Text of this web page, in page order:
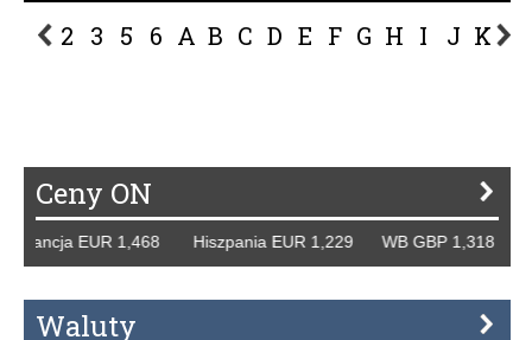
2 3 5 6 A B C D E F G H I J K L
Ceny ON
EUR 1,468 Hiszpania EUR 1,229 WB GBP 1,318
Waluty